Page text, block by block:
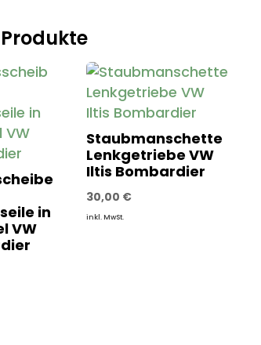
in
VW
Staubmanschette
Lenkgetriebe VW
Iltis Bombardier
30,00 €
inkl. MwSt.